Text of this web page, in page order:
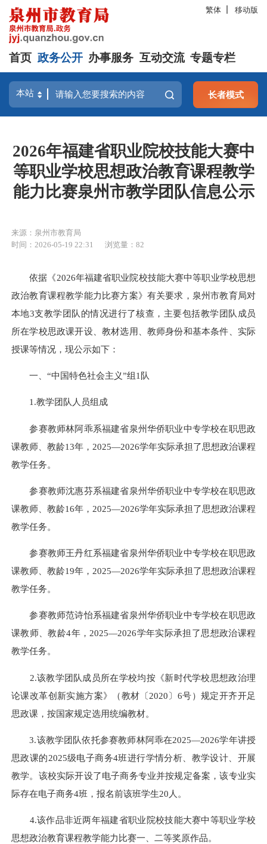
繁体 移动版
首页 政务公开 办事服务 互动交流 专题专栏
长者模式
2026年福建省职业院校技能大赛中
等职业学校思想政治教育课程教学
能力比赛泉州市教学团队信息公示
来源：泉州市教育局
时间：2026-05-19 22:31
浏览量： 82
依据《2026年福建省职业院校技能大赛中等职业学校思想
政治教育课程教学能力比赛方案》有关要求，泉州市教育局对
本地3支教学团队的情况进行了核查，主要包括教学团队成员
所在学校思政课开设、教材选用、教师身份和基本条件、实际
授课等情况，现公示如下：
一、“中国特色社会主义”组1队
1.教学团队人员组成
参赛教师林阿乖系福建省泉州华侨职业中专学校在职思政
课教师、教龄13年，2025—2026学年实际承担了思想政治课程
教学任务。
参赛教师沈惠芬系福建省泉州华侨职业中专学校在职思政
课教师、教龄16年，2025—2026学年实际承担了思想政治课程
教学任务。
参赛教师王丹红系福建省泉州华侨职业中专学校在职思政
课教师、教龄19年，2025—2026学年实际承担了思想政治课程
教学任务。
参赛教师范诗怡系福建省泉州华侨职业中专学校在职思政
课教师、教龄4年，2025—2026学年实际承担了思想政治课程
教学任务。
2.该教学团队成员所在学校均按《新时代学校思想政治理
论课改革创新实施方案》（教材〔2020〕6号）规定开齐开足
思政课，按国家规定选用统编教材。
3.该教学团队依托参赛教师林阿乖在2025—2026学年讲授
思政课的2025级电子商务4班进行学情分析、教学设计、开展
教学。该校实际开设了电子商务专业并按规定备案，该专业实
际存在电子商务4班，报名前该班学生20人。
4.该作品非近两年福建省职业院校技能大赛中等职业学校
思想政治教育课程教学能力比赛一、二等奖原作品。